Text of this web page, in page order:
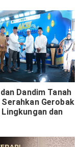
Dandim Tanah
Serahkan Gerobak
Lingkungan dan